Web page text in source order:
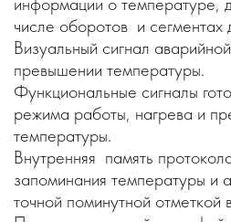
числе оборотов и сегментах
Визуальный сигнал
превышении температуры.
Функциональные сигналы
режима работы, нагрева и
температуры.
Внутренняя память
запоминания температуры и
точной поминутной отметкой